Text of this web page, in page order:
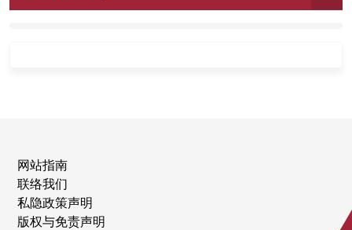
网站指南
联络我们
私隐政策声明
版权与免责声明